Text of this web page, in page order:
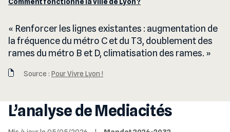
Renforcer les lignes existantes : augmentation de
la fréquence du métro C et du T3, doublement des
rames du métro B et D, climatisation des rames.
Source : Pour Vivre Lyon !
L’analyse de Mediacités